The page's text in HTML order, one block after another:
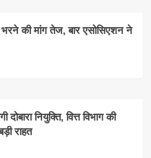
की मांग तेज, बार एसोसिएशन ने
दोबारा नियुक्ति, वित्त विभाग की
राहत